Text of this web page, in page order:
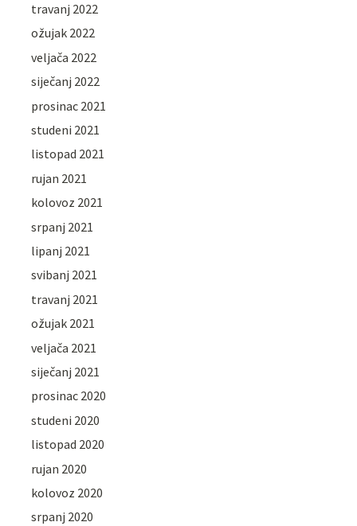
travanj 2022
ožujak 2022
veljača 2022
siječanj 2022
prosinac 2021
studeni 2021
listopad 2021
rujan 2021
kolovoz 2021
srpanj 2021
lipanj 2021
svibanj 2021
travanj 2021
ožujak 2021
veljača 2021
siječanj 2021
prosinac 2020
studeni 2020
listopad 2020
rujan 2020
kolovoz 2020
srpanj 2020